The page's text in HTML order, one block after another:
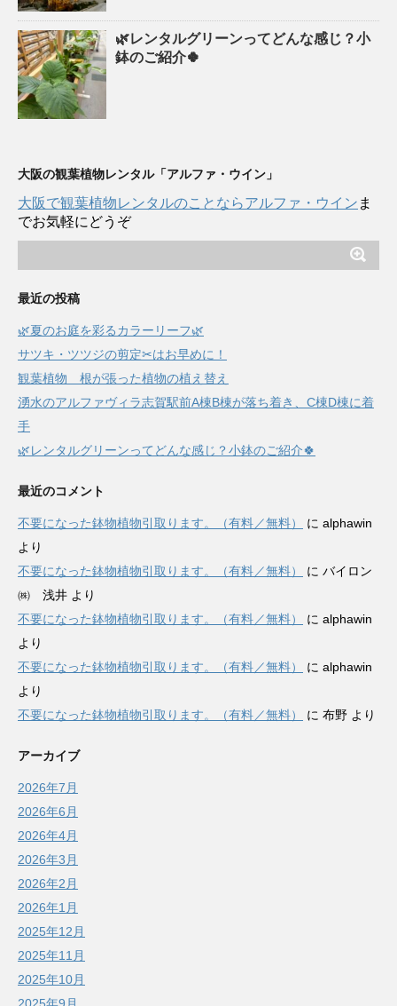
🌿レンタルグリーンってどんな感じ？小
鉢のご紹介🍀
大阪の観葉植物レンタル「アルファ・ウイン」
大阪で観葉植物レンタルのことならアルファ・ウイン ま
でお気軽にどうぞ
最近の投稿
🌿夏のお庭を彩るカラーリーフ🌿
サツキ・ツツジの剪定✂はお早めに！
観葉植物 根が張った植物の植え替え
湧水のアルファヴィラ志賀駅前A棟B棟が落ち着き、C棟D棟に着
手
🌿レンタルグリーンってどんな感じ？小鉢のご紹介🍀
最近のコメント
不要になった鉢物植物引取ります。（有料／無料） に alphawin
より
不要になった鉢物植物引取ります。（有料／無料）
に バイロン
㈱ 浅井 より
不要になった鉢物植物引取ります。（有料／無料）
に alphawin
より
不要になった鉢物植物引取ります。（有料／無料）
に alphawin
より
不要になった鉢物植物引取ります。（有料／無料）
に 布野 より
アーカイブ
2026年7月
2026年6月
2026年4月
2026年3月
2026年2月
2026年1月
2025年12月
2025年11月
2025年10月